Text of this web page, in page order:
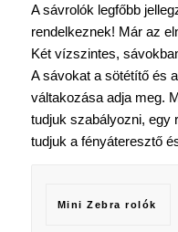
A sávrolók legfőbb
rendelkeznek! Már az
Két vízszintes,
A sávokat a sötétítő és
váltakozása adja meg.
tudjuk szabályozni, egy
tudjuk a fényáteresztő
Mini Zebra rolók